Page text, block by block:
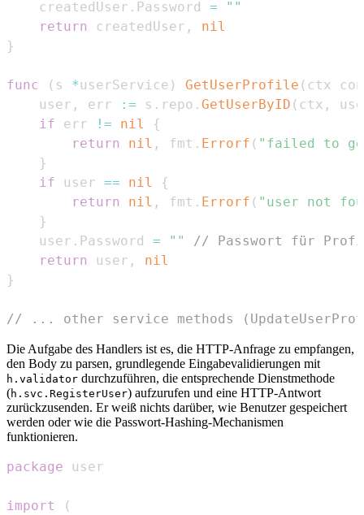
	createdUser
. Password =
""
return
createdUser ,
nil
}
func ( s *userService ) GetUserProfile ( ctx
	user
, err := s . repo . GetUserByID ( ctx ,
if err != nil
{
return
nil , fmt . Errorf ( "failed to
}
if user == nil
{
return
nil , fmt . Errorf ( "user not
}
	user
. Password = ""
// Passwort für
return
user ,
nil
}
// ... other service methods
Die Aufgabe des Handlers ist es, die HTTP-Anfrage zu empfangen,
den Body zu parsen, grundlegende Eingabevalidierungen mit
h.validator durchzuführen, die entsprechende Dienstmethode
(h.svc.RegisterUser) aufzurufen und eine HTTP-Antwort
zurückzusenden. Er weiß nichts darüber, wie Benutzer gespeichert
werden oder wie die Passwort-Hashing-Mechanismen
funktionieren.
package
import
(